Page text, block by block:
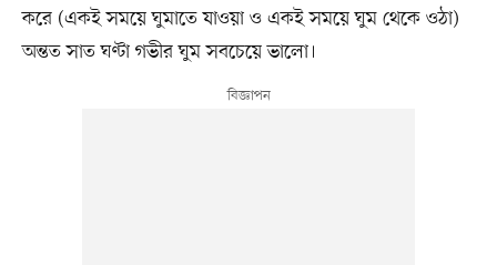
করে (একই সময়ে ঘুমাতে যাওয়া ও একই সময়ে ঘুম থেকে ওঠা)
অন্তত সাত ঘণ্টা গভীর ঘুম সবচেয়ে ভালো।